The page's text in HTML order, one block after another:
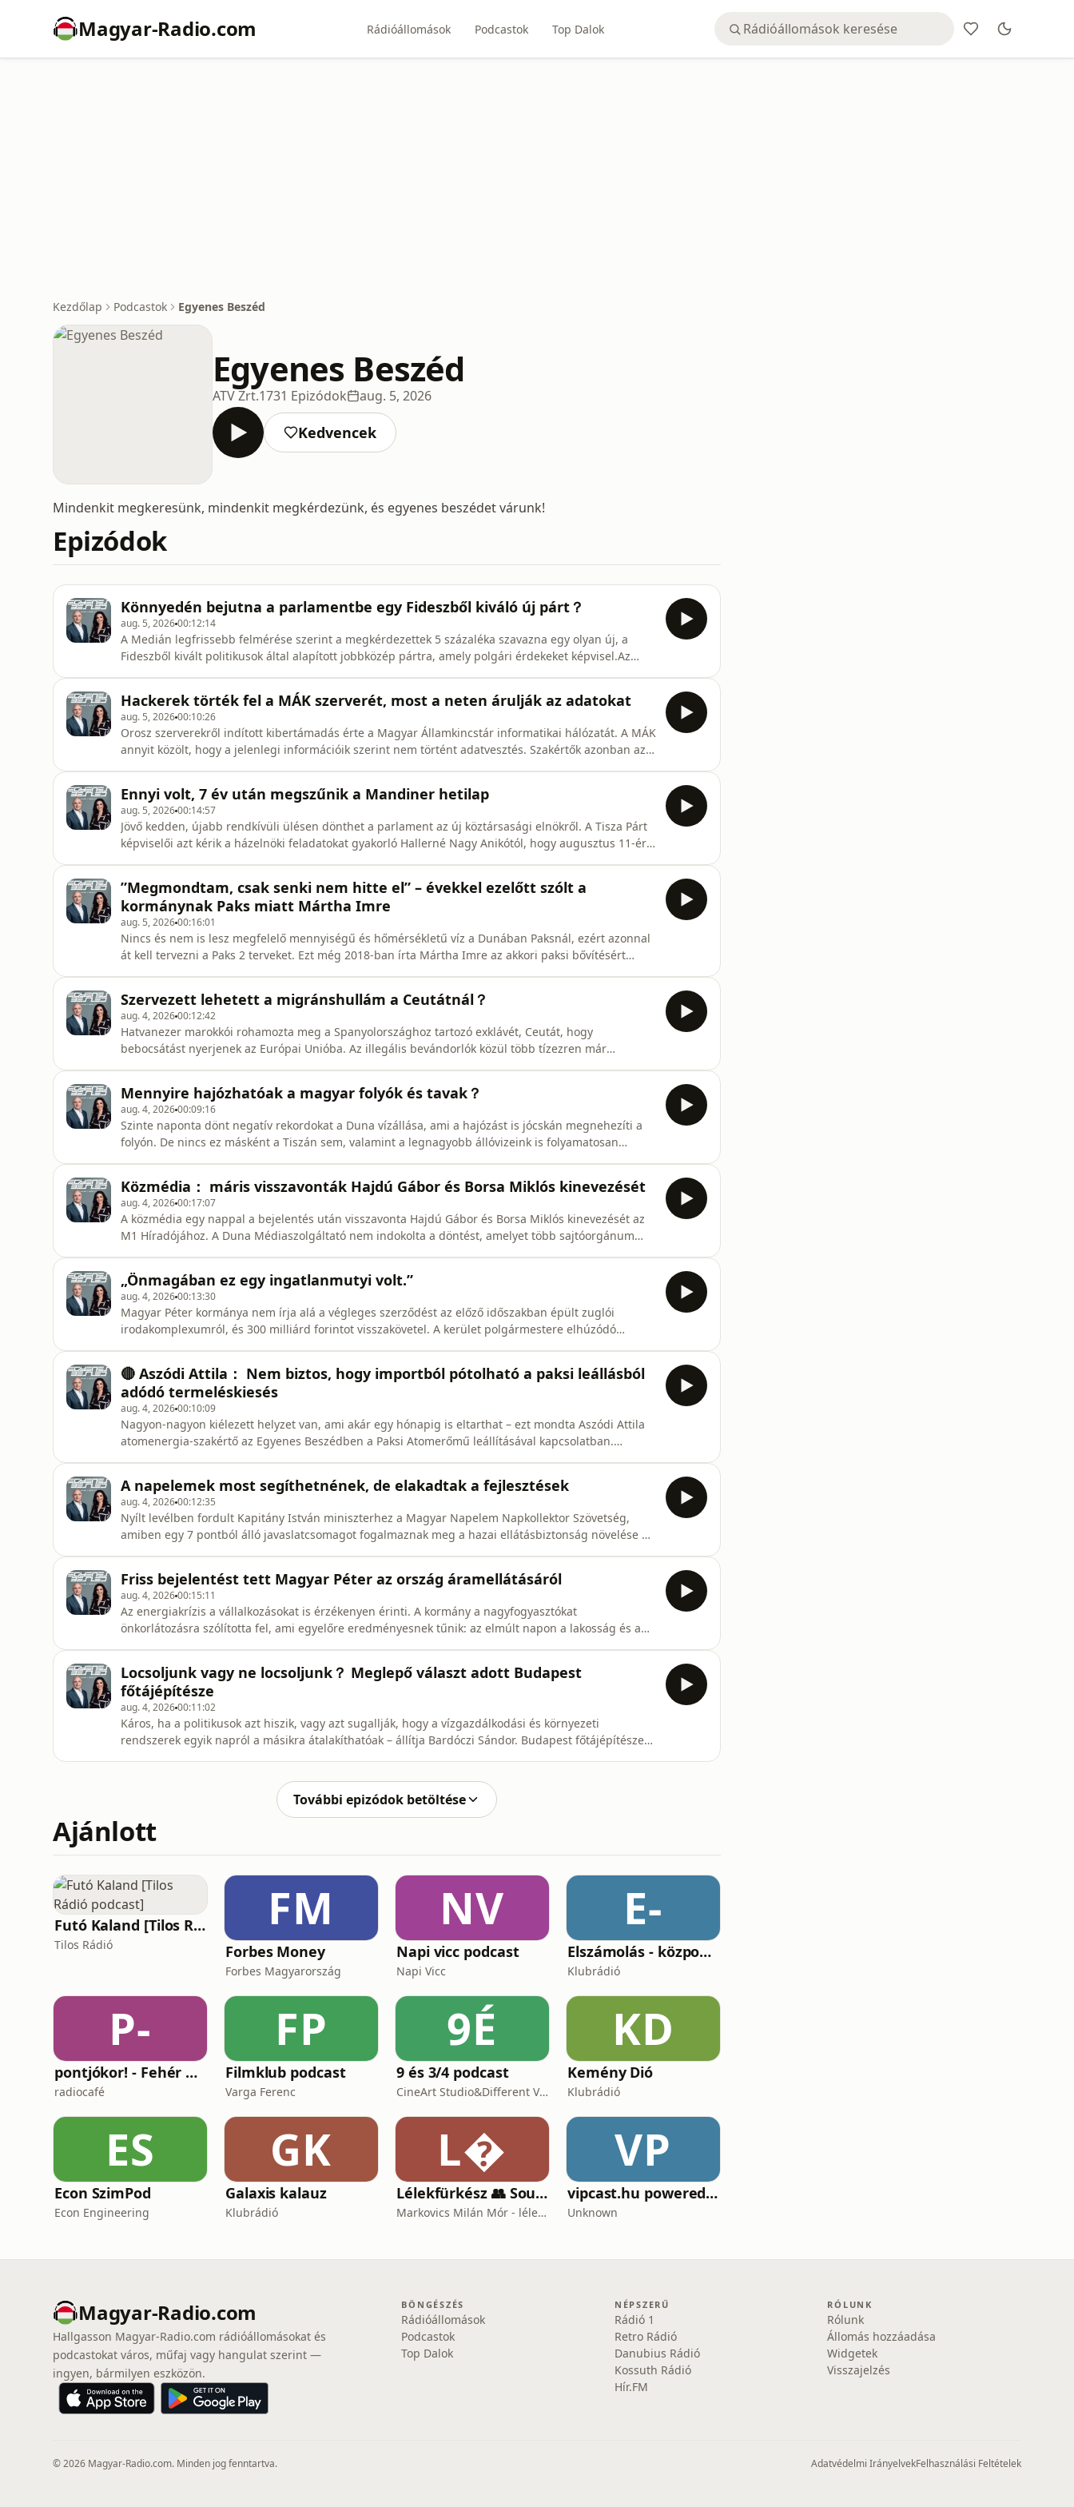
Magyar-Radio.com Rádióállomások Podcastok Top Dalok
Kezdőlap Podcastok Egyenes Beszéd
Egyenes Beszéd
ATV Zrt.1731 Epizódok aug. 5, 2026
Kedvencek
Mindenkit megkeresünk, mindenkit megkérdezünk, és egyenes beszédet várunk!
Epizódok
Könnyedén bejutna a parlamentbe egy Fideszből kiváló új párt？
aug. 5, 202600:12:14
A Medián legfrissebb felmérése szerint a megkérdezettek 5 százaléka szavazna egy olyan új, a
Fideszből kivált politikusok által alapított jobbközép pártra, amely polgári érdekeket képvisel.Az
https://goo.gl/uo2kim 👉 web: http://www.atv.hu 👉 facebook: https://www.facebook.com/atv.hu 👉
instagram: https://www.instagram.com/
Hackerek törték fel a MÁK szerverét, most a neten árulják az adatokat
aug. 5, 202600:10:26
Orosz szerverekről indított kibertámadás érte a Magyar Államkincstár informatikai hálózatát. A MÁK
annyit közölt, hogy a jelenlegi információik szerint nem történt adatvesztés. Szakértők azonban azt
jövőku
Ennyi volt, 7 év után megszűnik a Mandiner hetilap
aug. 5, 202600:14:57
Jövő kedden, újabb rendkívüli ülésen dönthet a parlament az új köztársasági elnökről. A Tisza Párt
képviselői azt kérik a házelnöki feladatokat gyakorló Hallerné Nagy Anikótól, hogy augusztus 11-ére
újságíró, Kacsoh Dá
”Megmondtam, csak senki nem hitte el” – évekkel ezelőtt szólt a
kormánynak Paks miatt Mártha Imre
aug. 5, 202600:16:01
Nincs és nem is lesz megfelelő mennyiségű és hőmérsékletű víz a Dunában Paksnál, ezért azonnal
át kell tervezni a Paks 2 terveket. Ezt még 2018-ban írta Mártha Imre az akkori paksi bővítésért
Paks 2-t.Az
Szervezett lehetett a migránshullám a Ceutátnál？
aug. 4, 202600:12:42
Hatvanezer marokkói rohamozta meg a Spanyolországhoz tartozó exklávét, Ceutát, hogy
bebocsátást nyerjenek az Európai Unióba. Az illegális bevándorlók közül több tízezren már
http://www.atv.hu 👉 facebook: https://www.faceb
Mennyire hajózhatóak a magyar folyók és tavak？
aug. 4, 202600:09:16
Szinte naponta dönt negatív rekordokat a Duna vízállása, ami a hajózást is jócskán megnehezíti a
folyón. De nincs ez másként a Tiszán sem, valamint a legnagyobb állóvizeink is folyamatosan
http://www.atv.hu 👉 f
Közmédia： máris visszavonták Hajdú Gábor és Borsa Miklós kinevezését
aug. 4, 202600:17:07
A közmédia egy nappal a bejelentés után visszavonta Hajdú Gábor és Borsa Miklós kinevezését az
M1 Híradójához. A Duna Médiaszolgáltató nem indokolta a döntést, amelyet több sajtóorgánum
vendégei Somodi-Solymos Eszter, a Spirit FM programigazgatója és Murányi András az Index
felelős szerkesztője.👉 feliratkoz
„Önmagában ez egy ingatlanmutyi volt.”
aug. 4, 202600:13:30
Magyar Péter kormánya nem írja alá a végleges szerződést az előző időszakban épült zuglói
irodakomplexumról, és 300 milliárd forintot visszakövetel. A kerület polgármestere elhúzódó
Egyenes Beszéd vendége Rózsa András Zugló polgármestere.👉 feliratkozás: https://goo.gl/uo2kim
👉 web: http://www.atv.hu 👉 face
🔴 Aszódi Attila： Nem biztos, hogy importból pótolható a paksi leállásból
adódó termeléskiesés
aug. 4, 202600:10:09
Nagyon-nagyon kiélezett helyzet van, ami akár egy hónapig is eltarthat – ezt mondta Aszódi Attila
atomenergia-szakértő az Egyenes Beszédben a Paksi Atomerőmű leállításával kapcsolatban.
áramellátását, de a szakér
A napelemek most segíthetnének, de elakadtak a fejlesztések
aug. 4, 202600:12:35
Nyílt levélben fordult Kapitány István miniszterhez a Magyar Napelem Napkollektor Szövetség,
amiben egy 7 pontból álló javaslatcsomagot fogalmaznak meg a hazai ellátásbiztonság növelése és
energiatárolás terület
Friss bejelentést tett Magyar Péter az ország áramellátásáról
aug. 4, 202600:15:11
Az energiakrízis a vállalkozásokat is érzékenyen érinti. A kormány a nagyfogyasztókat
önkorlátozásra szólította fel, ami egyelőre eredményesnek tűnik: az elmúlt napon a lakosság és a
érezhető eredményt hozott. Az
Locsoljunk vagy ne locsoljunk？ Meglepő választ adott Budapest
főtájépítésze
aug. 4, 202600:11:02
Káros, ha a politikusok azt hiszik, vagy azt sugallják, hogy a vízgazdálkodási és környezeti
rendszerek egyik napról a másikra átalakíthatóak – állítja Bardóczi Sándor. Budapest főtájépítésze
További epizódok betöltése
Ajánlott
Futó Kaland [Tilos Rádió podcast]
Tilos Rádió
FM
Forbes Money
Forbes Magyarország
NV
Napi vicc podcast
Napi Vicc
E-
Elszámolás - központosítás, lojalitás és a függetlenség ára
Klubrádió
P-
pontjókor! - Fehér Mariannal
radiocafé
FP
Filmklub podcast
Varga Ferenc
9É
9 és 3/4 podcast
CineArt Studio&Different View Production
KD
Kemény Dió
Klubrádió
ES
Econ SzimPod
Econ Engineering
GK
Galaxis kalauz
Klubrádió
L
Lélekfürkész 👥 SoulScout
Markovics Milán Mór - lélektan, tudomány, vallás, harc
VP
vipcast.hu powered by Media1
Unknown
Magyar-Radio.com
Hallgasson Magyar-Radio.com rádióállomásokat és
podcastokat város, műfaj vagy hangulat szerint —
ingyen, bármilyen eszközön.
BÖNGÉSZÉS
Rádióállomások
Podcastok
Top Dalok
NÉPSZERŰ
Rádió 1
Retro Rádió
Danubius Rádió
Kossuth Rádió
Hír.FM
RÓLUNK
Rólunk
Állomás hozzáadása
Widgetek
Visszajelzés
© 2026 Magyar-Radio.com. Minden jog fenntartva. Adatvédelmi IrányelvekFelhasználási Feltételek